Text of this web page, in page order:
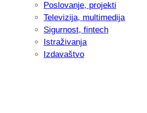
Poslovanje, projekti
Televizija, multimedija
Sigurnost, fintech
Istraživanja
Izdavaštvo